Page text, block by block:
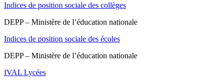
Indices de position sociale des collèges
DEPP – Ministère de l’éducation nationale
Indices de position sociale des écoles
DEPP – Ministère de l’éducation nationale
IVAL Lycées